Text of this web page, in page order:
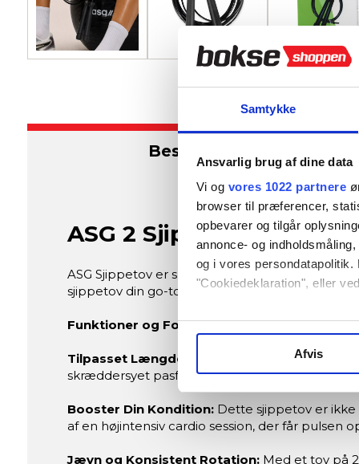
Samtykke
Ansvarlig brug af dine data
Vi og vores 1022 partnere
browser til præferencer,
opbevarer og tilgår
annonce- og
og i vores
"Cookiedeklaration", eller
Hvis du tillader det, vil vi
Vi og vores
Afvis
Beskrivelse
ASG 2 Sjippetov
ASG Sjippetov er skabt til dem, der ønsker at
sjippetov din go-to for en intens og alsidig
Funktioner og Fordele:
Tilpasset Længde for Alle:
Med en generøs
skræddersyet pasform, der matcher din
Booster Din Kondition: Dette sjippetov er
af en højintensiv cardio session, der får pulsen
Jævn og Konsistent Rotation:Med et tov på